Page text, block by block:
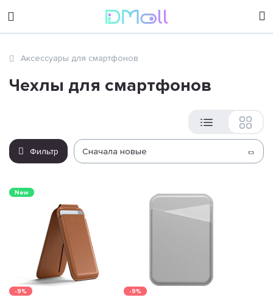
sales@dimoll.ru
Аксессуары для смартфонов
Чехлы для смартфонов
Фильтр Сначала новые
New
-9% -9%